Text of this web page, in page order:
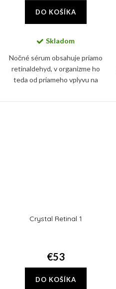
DO KOŠÍKA
Skladom
Nočné sérum obsahuje priamo
retinaldehyd, v organizme ho
teda od priameho vplyvu na
Crystal Retinal 1
€53
DO KOŠÍKA